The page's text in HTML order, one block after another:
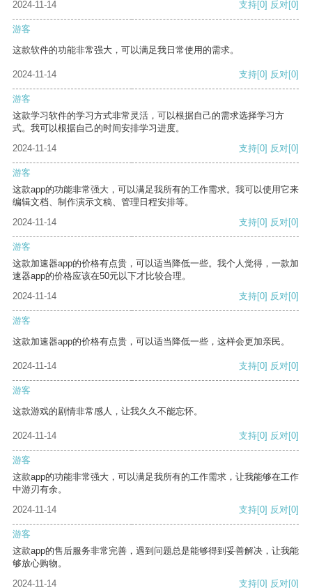
2024-11-14 支持[0] 反对[0]
游客
这款软件的功能非常强大，可以满足我日常使用的需求。
2024-11-14 支持[0] 反对[0]
游客
这款学习软件的学习方式非常灵活，可以根据自己的需求选择学习方
式。我可以根据自己的时间安排学习进度。
2024-11-14
支持[0] 反对[0]
游客
这款app的功能非常强大，可以满足我所有的工作需求。我可以使用它来
编辑文档、制作演示文稿、管理日程安排等。
2024-11-14
支持[0] 反对[0]
游客
这款加速器app的价格有点贵，可以适当降低一些。我个人觉得，一款加
速器app的价格应该在50元以下才比较合理。
2024-11-14
支持[0] 反对[0]
游客
这款加速器app的价格有点贵，可以适当降低一些，这样会更加亲民。
2024-11-14 支持[0] 反对[0]
游客
这款游戏的剧情非常感人，让我久久不能忘怀。
2024-11-14 支持[0] 反对[0]
游客
这款app的功能非常强大，可以满足我所有的工作需求，让我能够在工作
中游刃有余。
2024-11-14
支持[0] 反对[0]
游客
这款app的售后服务非常完善，遇到问题总是能够得到妥善解决，让我能
够放心购物。
2024-11-14
支持[0] 反对[0]